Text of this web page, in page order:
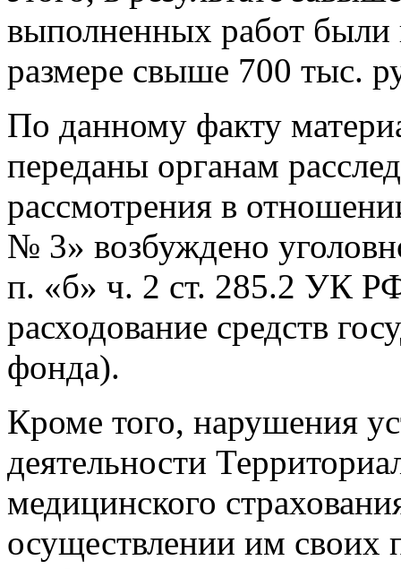
выполненных работ
размере свыше 700 тыс.
По данному факту
переданы органам
рассмотрения в
№ 3» возбуждено
п. «б» ч. 2 ст. 285.2 УК
расходование средств
фонда).
Кроме того, нарушения
деятельности
медицинского
осуществлении им